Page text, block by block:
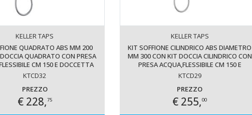
KELLER TAPS
QUADRATO ABS MM 200
QUADRATO CON PRESA
CM 150 E DOCCETTA
ABS. FINITURA CROMATA -
KTCD32
PREZZO
€ 228,75
KELLER TAPS
KIT SOFFIONE CILINDRICO ABS DIAMETRO
MM 300 CON KIT DOCCIA CILINDRICO CON
PRESA ACQUA,FLESSIBILE CM 150 E
DOCCETTA CILINDRICA ABS. FINITURA
KTCD29
PREZZO
€ 255,00